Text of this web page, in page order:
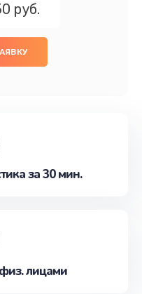
руб.
за 30 мин.
лицами